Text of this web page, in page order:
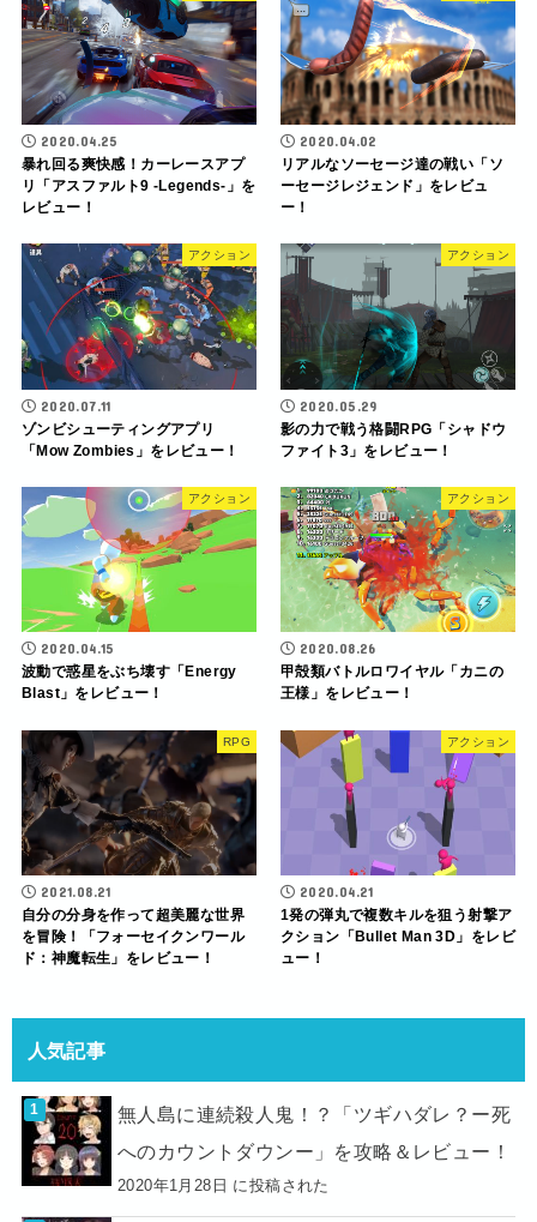
2020.04.25
暴れ回る爽快感！カーレースアプ
リ「アスファルト9 -Legends-」を
レビュー！
2020.04.02
リアルなソーセージ達の戦い「ソ
ーセージレジェンド」をレビュ
ー！
アクション
2020.07.11
ゾンビシューティングアプリ
「Mow Zombies」をレビュー！
アクション
2020.05.29
影の力で戦う格闘RPG「シャドウ
ファイト3」をレビュー！
アクション
2020.04.15
波動で惑星をぶち壊す「Energy
Blast」をレビュー！
アクション
2020.08.26
甲殻類バトルロワイヤル「カニの
王様」をレビュー！
RPG
2021.08.21
自分の分身を作って超美麗な世界
を冒険！「フォーセイクンワール
ド：神魔転生」をレビュー！
アクション
2020.04.21
1発の弾丸で複数キルを狙う射撃ア
クション「Bullet Man 3D」をレビ
ュー！
人気記事
無人島に連続殺人鬼！？「ツギハダレ？ー死
へのカウントダウンー」を攻略＆レビュー！
2020年1月28日 に投稿された